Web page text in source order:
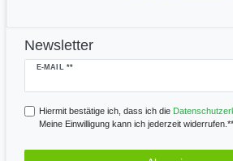
Newsletter
E-MAIL **
Newsletter
Hiermit bestätige ich, dass ich die
Meine Einwilligung kann ich jederzeit widerrufen.**